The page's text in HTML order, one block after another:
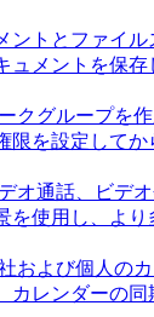
ントとファイル
ュメントを保存
クグループを
限を設定してか
オ通話、ビデ
を使用し、よ
および個人の
カレンダーの